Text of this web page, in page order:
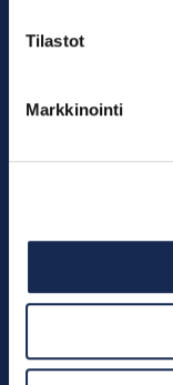
Tilastot
Markkinointi
Logistiikka
Matkailu